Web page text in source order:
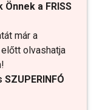
Önnek a FRISS
már a
olvashatja